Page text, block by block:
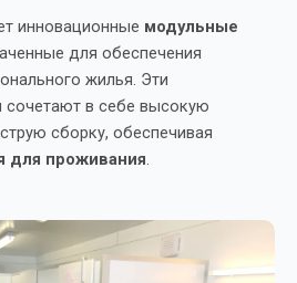
инновационные модульные
для обеспечения
жилья. Эти
сочетают в себе высокую
сборку, обеспечивая
для проживания.